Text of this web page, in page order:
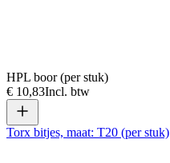
HPL boor (per stuk)
€ 10,83Incl. btw
Torx bitjes, maat: T20 (per stuk)